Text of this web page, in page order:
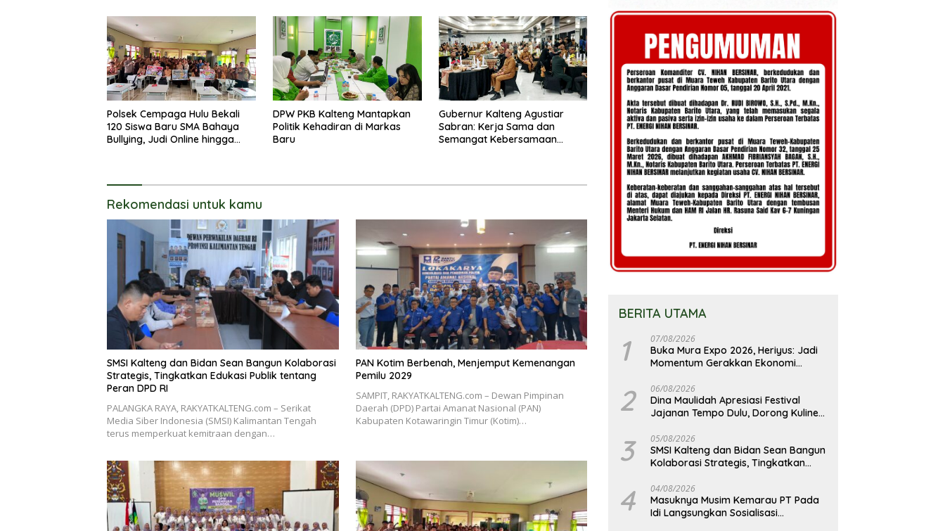
Polsek Cempaga Hulu Bekali
120 Siswa Baru SMA Bahaya
Bullying, Judi Online hingga
DPW PKB Kalteng Mantapkan
Politik Kehadiran di Markas
Baru
Gubernur Kalteng Agustiar
Sabran: Kerja Sama dan
Semangat Kebersamaan
Rekomendasi untuk kamu
SMSI Kalteng dan Bidan Sean Bangun Kolaborasi
Strategis, Tingkatkan Edukasi Publik tentang
Peran DPD RI
PALANGKA RAYA, RAKYATKALTENG.com – Serikat
Media Siber Indonesia (SMSI) Kalimantan Tengah
terus memperkuat kemitraan dengan…
PAN Kotim Berbenah, Menjemput Kemenangan
Pemilu 2029
SAMPIT, RAKYATKALTENG.com – Dewan Pimpinan
Daerah (DPD) Partai Amanat Nasional (PAN)
Kabupaten Kotawaringin Timur (Kotim)…
BERITA UTAMA
1 07/08/2026
Buka Mura Expo 2026, Heriyus: Jadi
Momentum Gerakkan Ekonomi
2 06/08/2026
Dina Maulidah Apresiasi Festival
Jajanan Tempo Dulu, Dorong Kuliner
3 05/08/2026
SMSI Kalteng dan Bidan Sean Bangun
Kolaborasi Strategis, Tingkatkan
4 04/08/2026
Masuknya Musim Kemarau PT Pada
Idi Langsungkan Sosialisasi